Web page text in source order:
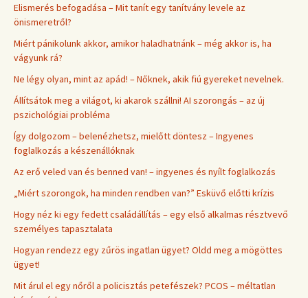
Elismerés befogadása – Mit tanít egy tanítvány levele az
önismeretről?
Miért pánikolunk akkor, amikor haladhatnánk – még akkor is, ha
vágyunk rá?
Ne légy olyan, mint az apád! – Nőknek, akik fiú gyereket nevelnek.
Állítsátok meg a világot, ki akarok szállni! AI szorongás – az új
pszichológiai probléma
Így dolgozom – belenézhetsz, mielőtt döntesz – Ingyenes
foglalkozás a készenállóknak
Az erő veled van és benned van! – ingyenes és nyílt foglalkozás
„Miért szorongok, ha minden rendben van?” Esküvő előtti krízis
Hogy néz ki egy fedett családállítás – egy első alkalmas résztvevő
személyes tapasztalata
Hogyan rendezz egy zűrös ingatlan ügyet? Oldd meg a mögöttes
ügyet!
Mit árul el egy nőről a policisztás petefészek? PCOS – méltatlan